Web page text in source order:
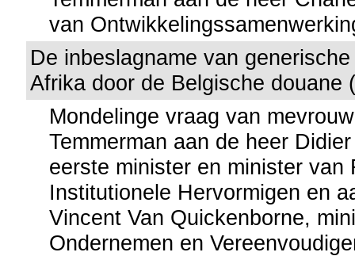
van
De inbeslagname van
Afrika door de Belgische douane
Mondelinge vraag van
Temmerman aan de heer
eerste minister en minister van
Institutionele Hervormigen en
Vincent Van Quickenborne,
Ondernemen en